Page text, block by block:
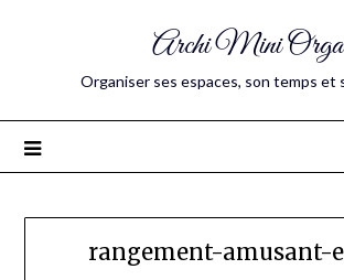
Archi Mini Orga
Organiser ses espaces, son temps et
rangement-amusant-